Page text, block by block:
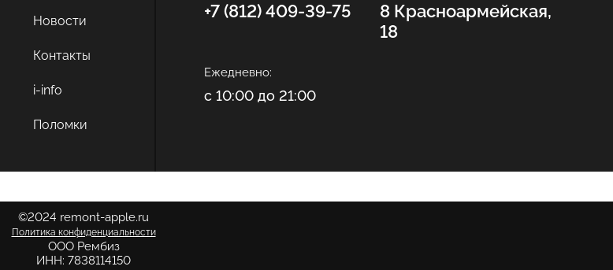
Новости
Контакты
i-info
Поломки
+7 (812) 409-39-75
8 Красноармейская,
18
Ежедневно:
с 10:00 до 21:00
©2024 remont-apple.ru
Политика конфиденциальности
ООО Рембиз
ИНН: 7838114150